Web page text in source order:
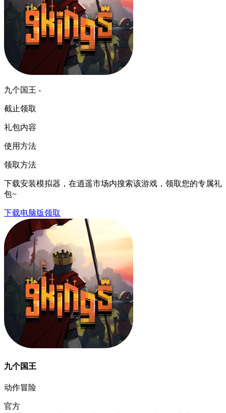
九个国王 -
截止领取
礼包内容
使用方法
领取方法
下载安装模拟器，在逍遥市场内搜索该游戏，领取您的专属礼
包~
下载电脑版领取
九个国王
动作冒险
官方